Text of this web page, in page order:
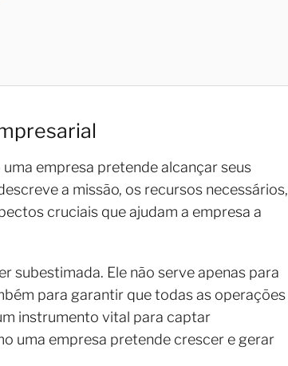
empresa pretende alcançar seus
a missão, os recursos necessários,
cruciais que ajudam a empresa a
subestimada. Ele não serve apenas para
para garantir que todas as operações
instrumento vital para captar
uma empresa pretende crescer e gerar